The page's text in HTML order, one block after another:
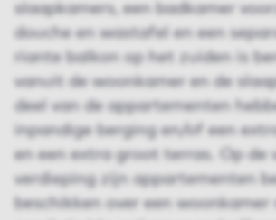
slaapkamers, een badkamer
douche en wastafel en een
riante balkon op het zuiden is
vanuit de woonkamer en de
deel van de appartementen
inpandige berging en/of een
en een extra groot terras. Op de
verdieping zijn appartementen
beschikken over een woonkamer